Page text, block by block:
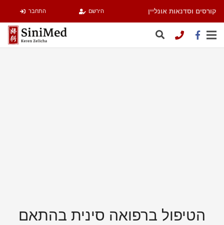
קורסים וסדנאות אונליין הירשם התחבר
הטיפול ברפואה סינית בהתאם